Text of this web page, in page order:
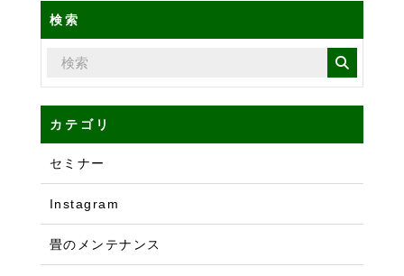
検索
カテゴリ
セミナー
Instagram
畳のメンテナンス